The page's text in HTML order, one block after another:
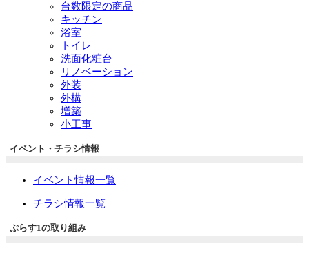
台数限定の商品
キッチン
浴室
トイレ
洗面化粧台
リノベーション
外装
外構
増築
小工事
イベント・チラシ情報
イベント情報一覧
チラシ情報一覧
ぷらす1の取り組み